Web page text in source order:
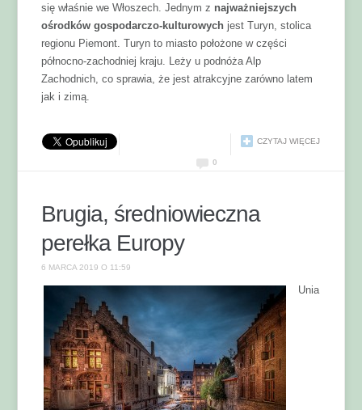
się właśnie we Włoszech. Jednym z najważniejszych
ośrodków gospodarczo-kulturowych jest Turyn, stolica
regionu Piemont. Turyn to miasto położone w części
północno-zachodniej kraju. Leży u podnóża Alp
Zachodnich, co sprawia, że jest atrakcyjne zarówno latem
jak i zimą.
CZYTAJ WIĘCEJ
0
Brugia, średniowieczna
perełka Europy
6 MARCA 2019 O 11:59
Unia